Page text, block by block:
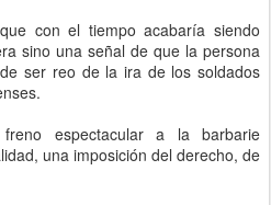
con el tiempo acabaría siendo
sino una señal de que la persona
ser reo de la ira de los soldados
espectacular a la barbarie
una imposición del derecho, de